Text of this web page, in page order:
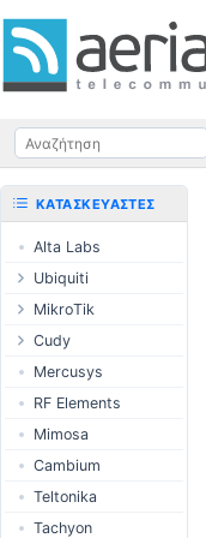
ΚΑΤΑΣΚΕΥΑΣΤΈΣ
Alta Labs
Ubiquiti
UISP Wave
UISP Network
UISP Power
UISP LTU
airMAX
airMAX ac
UniFi Wireless
UniFi Cloud
MikroTik
Ethernet
Switches
LTE/5G products
IoT products
Cudy
Routers
LTE / 5G
AP / MESH
Switch
NIC
USB Chargers
Mercusys
RF Elements
Mimosa
Cambium
Teltonika
Tachyon